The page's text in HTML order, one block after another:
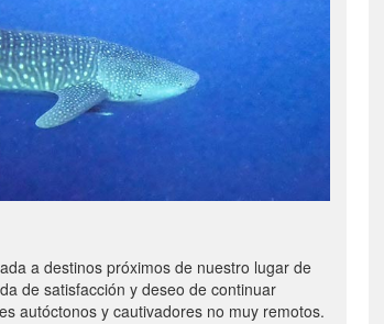
a destinos próximos de nuestro lugar de
de satisfacción y deseo de continuar
autóctonos y cautivadores no muy remotos.